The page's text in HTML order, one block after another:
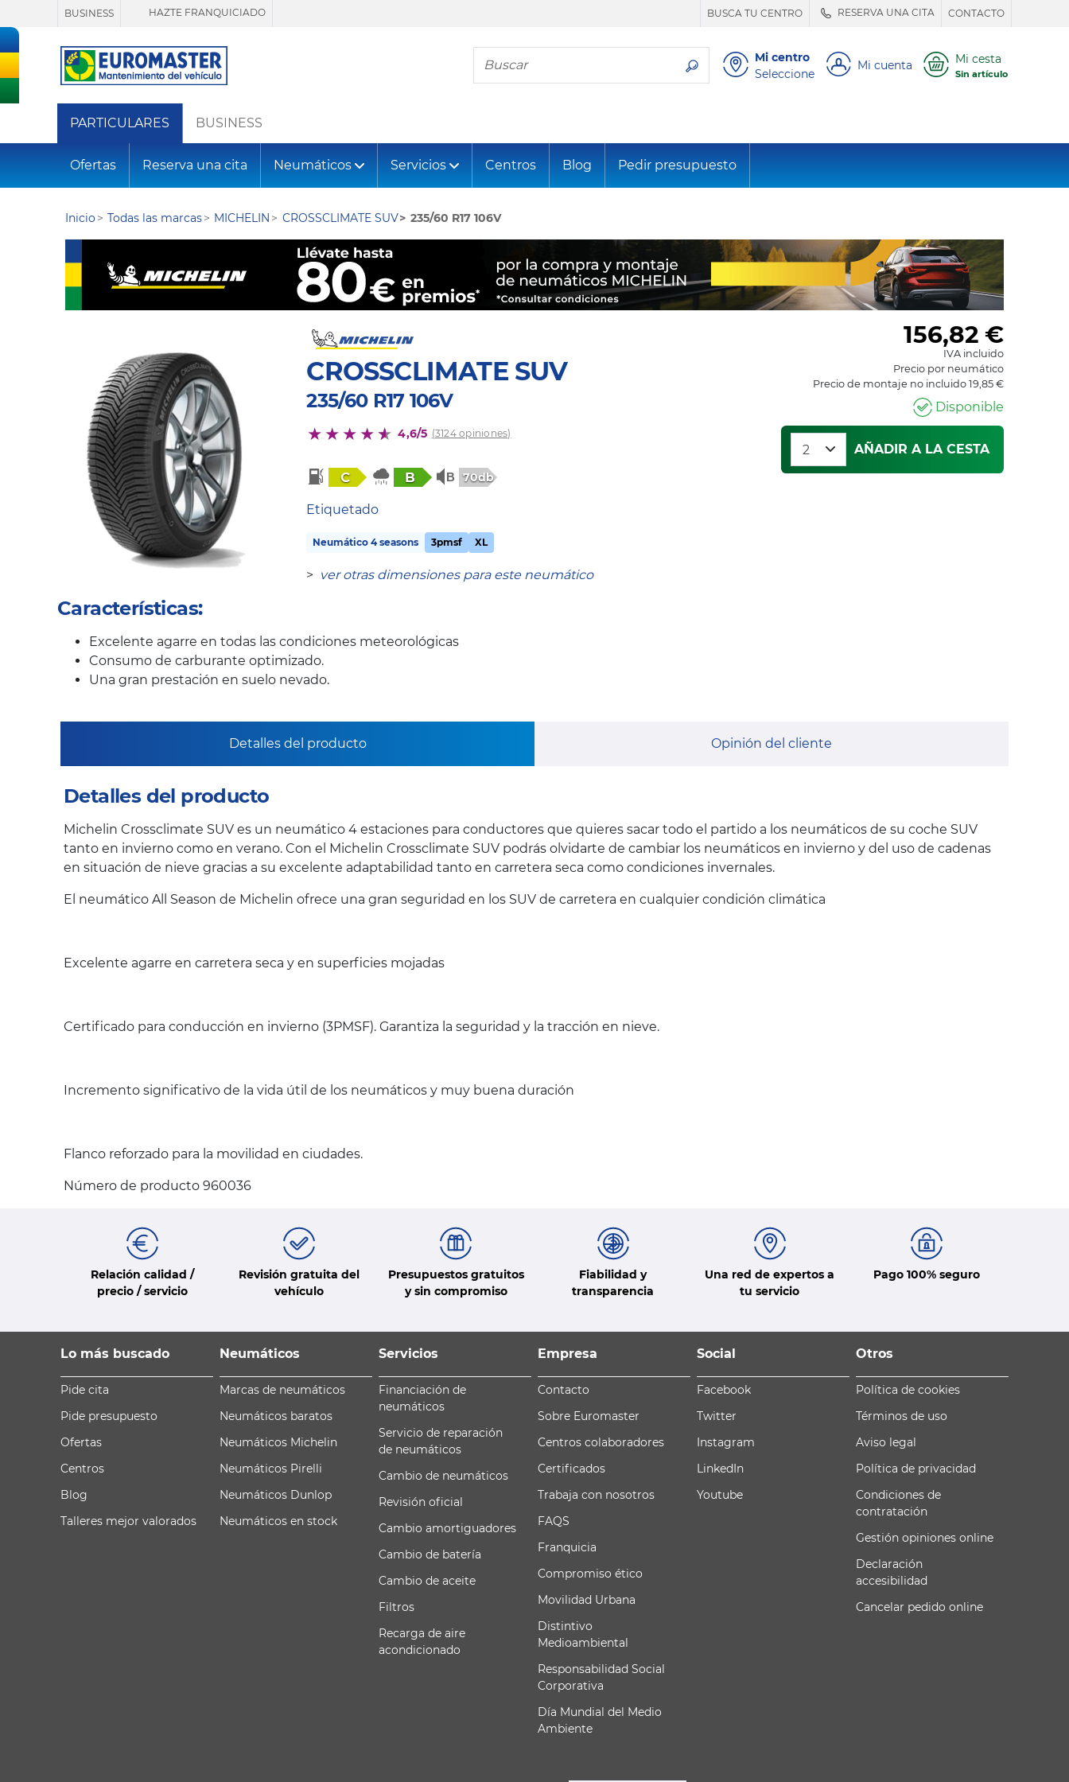
BUSINESS HAZTE FRANQUICIADO BUSCA TU CENTRO RESERVA UNA CITA CONTACTO
Busca tu neumático
Mi centro
Seleccione
Mi cuenta Mi cesta
Sin artículo
PARTICULARES BUSINESS
Ofertas Reserva una cita Neumáticos Servicios Centros Blog Pedir presupuesto
Inicio Todas las marcas MICHELIN CROSSCLIMATE SUV 235/60 R17 106V
CROSSCLIMATE SUV
235/60 R17 106V
4,6/5 (3124 opiniones)
C B 70db
Etiquetado
Neumático 4 seasons 3pmsf XL
> ver otras dimensiones para este neumático
156,82 €
IVA incluido
Precio por neumático
Precio de montaje no incluido 19,85 €
Disponible
AÑADIR A LA CESTA
Características:
Excelente agarre en todas las condiciones meteorológicas
Consumo de carburante optimizado.
Una gran prestación en suelo nevado.
Detalles del producto Opinión del cliente
Detalles del producto
Michelin Crossclimate SUV es un neumático 4 estaciones para conductores que quieres sacar todo el partido a los neumáticos de su coche SUV
tanto en invierno como en verano. Con el Michelin Crossclimate SUV podrás olvidarte de cambiar los neumáticos en invierno y del uso de cadenas
en situación de nieve gracias a su excelente adaptabilidad tanto en carretera seca como condiciones invernales.
El neumático All Season de Michelin ofrece una gran seguridad en los SUV de carretera en cualquier condición climática
Excelente agarre en carretera seca y en superficies mojadas
Certificado para conducción en invierno (3PMSF). Garantiza la seguridad y la tracción en nieve.
Incremento significativo de la vida útil de los neumáticos y muy buena duración
Flanco reforzado para la movilidad en ciudades.
Número de producto 960036
Relación calidad /
precio / servicio
Revisión gratuita del
vehículo
Presupuestos gratuitos
y sin compromiso
Fiabilidad y
transparencia
Una red de expertos a
tu servicio
Pago 100% seguro
Lo más buscado
Pide cita
Pide presupuesto
Ofertas
Centros
Blog
Talleres mejor valorados
Neumáticos
Marcas de neumáticos
Neumáticos baratos
Neumáticos Michelin
Neumáticos Pirelli
Neumáticos Dunlop
Neumáticos en stock
Servicios
Financiación de
neumáticos
Servicio de reparación
de neumáticos
Cambio de neumáticos
Revisión oficial
Cambio amortiguadores
Cambio de batería
Cambio de aceite
Filtros
Recarga de aire
acondicionado
Empresa
Contacto
Sobre Euromaster
Centros colaboradores
Certificados
Trabaja con nosotros
FAQS
Franquicia
Compromiso ético
Movilidad Urbana
Distintivo
Medioambiental
Responsabilidad Social
Corporativa
Día Mundial del Medio
Ambiente
Social
Facebook
Twitter
Instagram
LinkedIn
Youtube
Otros
Política de cookies
Términos de uso
Aviso legal
Política de privacidad
Condiciones de
contratación
Gestión opiniones online
Declaración
accesibilidad
Cancelar pedido online